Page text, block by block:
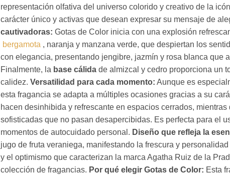
representación olfativa del universo colorido y creativo de la
carácter único y activas que desean expresar su mensaje de
cautivadoras: Gotas de Color inicia con una explosión
bergamota , naranja y manzana verde, que despiertan los
con elegancia, presentando jengibre, jazmín y rosa blanca que
Finalmente, la base cálida de almizcal y cedro proporciona un
calidez. Versatilidad para cada momento: Aunque es
esta fragancia se adapta a múltiples ocasiones gracias a su
hacen desinhibida y refrescante en espacios cerrados, mientras
sofisticadas que no pasan desapercibidas. Es perfecta para el
momentos de autocuidado personal. Diseño que refleja la
jugo de fruta veraniega, manifestando la frescura y
y el optimismo que caracterizan la marca Agatha Ruiz de la
colección de fragancias. Por qué elegir Gotas de Color: Esta